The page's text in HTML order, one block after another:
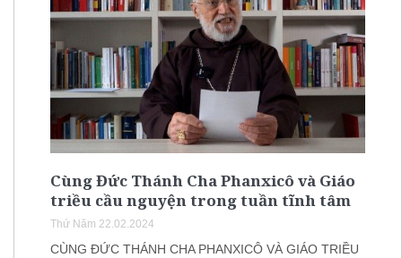
Cùng Đức Thánh Cha Phanxicô và Giáo
triều cầu nguyện trong tuần tĩnh tâm
Thứ Năm 22.02.2024
CÙNG ĐỨC THÁNH CHA PHANXICÔ VÀ GIÁO TRIỀU